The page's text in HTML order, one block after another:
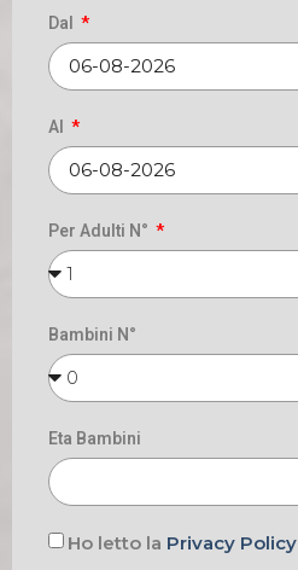
Dal
Al
Per Adulti N°
Bambini N°
Eta Bambini
Ho letto la Privacy Policy